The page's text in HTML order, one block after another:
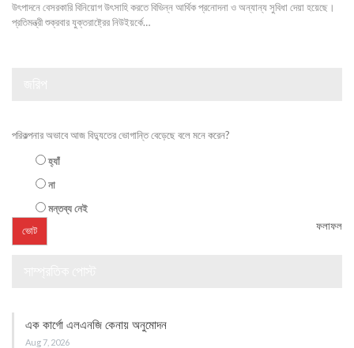
উৎপাদনে বেসরকারি বিনিয়োগ উৎসাহি করতে বিভিন্ন আর্থিক প্রনোদনা ও অন্যান্য সুবিধা দেয়া হয়েছে।
প্রতিমন্ত্রী শুক্রবার যুক্তরাষ্ট্রের নিউইয়র্কে…
পরিকল্পনার অভাবে আজ বিদ্যুতের ভোগান্তি বেড়েছে বলে মনে করেন?
হ্যাঁ
না
মন্তব্য নেই
ফলাফল
এক কার্গো এলএনজি কেনায় অনুমোদন
Aug 7, 2026